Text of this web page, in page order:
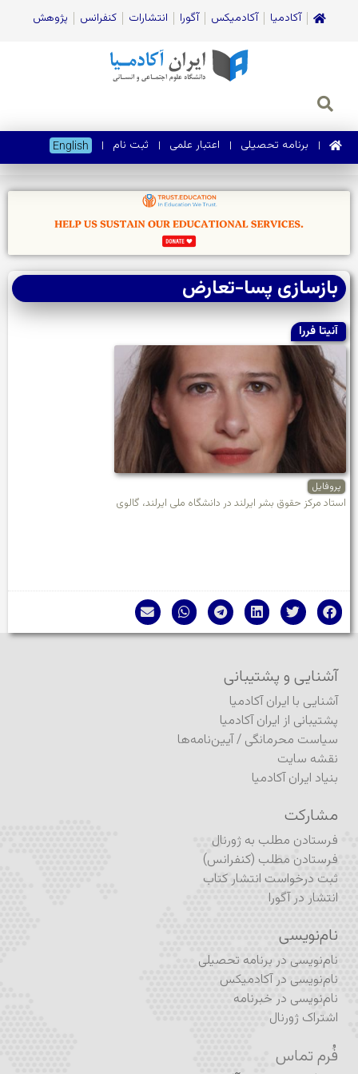
آکادمیا آکادمیکس آگورا انتشارات کنفرانس پژوهش
برنامه تحصیلی اعتبار علمی ثبت نام English
بازسازی پسا-تعارض
آنیتا فررا
پروفایل
استاد مرکز حقوق بشر ایرلند در دانشگاه ملی ایرلند، گالوی
آشنایی و پشتیبانی
آشنایی با ایران آکادمیا
پشتیبانی از ایران آکادمیا
سیاست محرمانگی /آیین‌نامه‌ها
نقشه سایت
بنیاد ایران آکادمیا
مشارکت
فرستادن مطلب به ژورنال
فرستادن مطلب (کنفرانس)
ثبت درخواست انتشار کتاب
انتشار در آگورا
نام‌نویسی
نام‌نویسی در برنامه تحصیلی
نام‌نویسی در آکادمیکس
نام‌نویسی در خبرنامه
اشتراک ژورنال
فُرم تماس